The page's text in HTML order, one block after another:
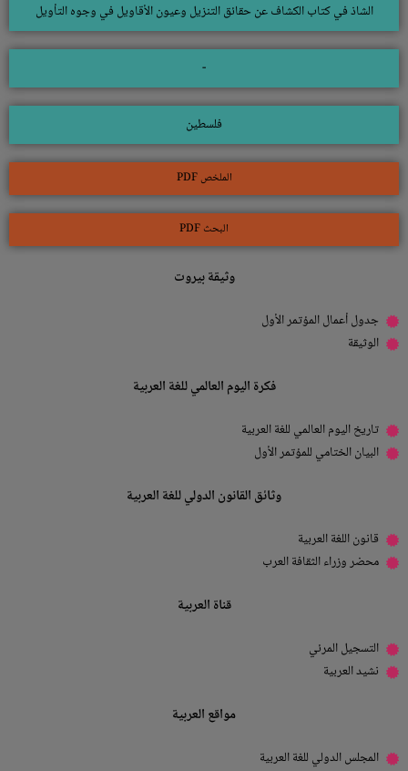
الشاذ في كتاب الكشاف عن حقائق التنزيل وعيون الأقاويل في وجوه التأويل
-
فلسطين
الملخص PDF
البحث PDF
وثيقة بيروت
جدول أعمال المؤتمر الأول
الوثيقة
فكرة اليوم العالمي للغة العربية
تاريخ اليوم العالمي للغة العربية
البيان الختامي للمؤتمر الأول
وثائق القانون الدولي للغة العربية
قانون اللغة العربية
محضر وزراء الثقافة العرب
قناة العربية
التسجيل المرئي
نشيد العربية
مواقع العربية
المجلس الدولي للغة العربية